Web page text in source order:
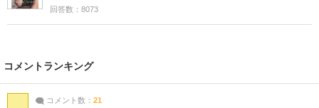
回答数：8073
コメントランキング
コメント数： 21